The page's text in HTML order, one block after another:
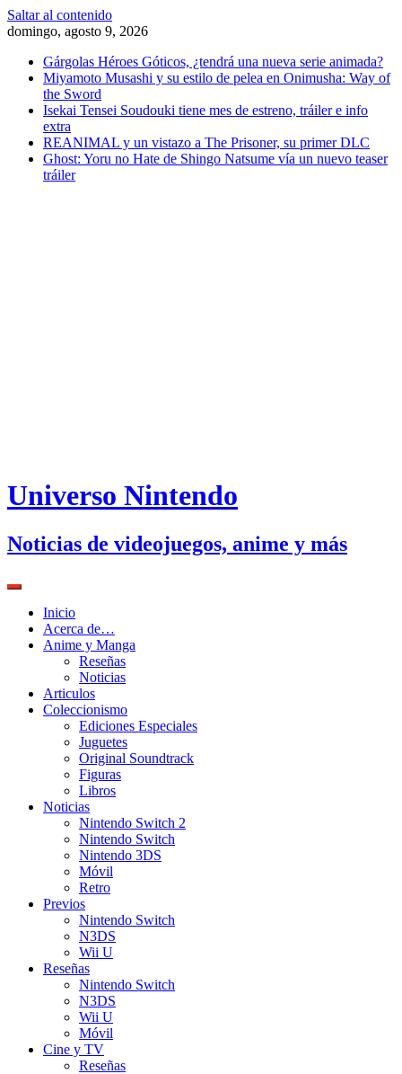
Saltar al contenido
domingo, agosto 9, 2026
Gárgolas Héroes Góticos, ¿tendrá una nueva serie animada?
Miyamoto Musashi y su estilo de pelea en Onimusha: Way of
the Sword
Isekai Tensei Soudouki tiene mes de estreno, tráiler e info
extra
REANIMAL y un vistazo a The Prisoner, su primer DLC
Ghost: Yoru no Hate de Shingo Natsume vía un nuevo teaser
tráiler
Universo Nintendo
Noticias de videojuegos, anime y más
Inicio
Acerca de…
Anime y Manga
Reseñas
Noticias
Articulos
Coleccionismo
Ediciones Especiales
Juguetes
Original Soundtrack
Figuras
Libros
Noticias
Nintendo Switch 2
Nintendo Switch
Nintendo 3DS
Móvil
Retro
Previos
Nintendo Switch
N3DS
Wii U
Reseñas
Nintendo Switch
N3DS
Wii U
Móvil
Cine y TV
Reseñas